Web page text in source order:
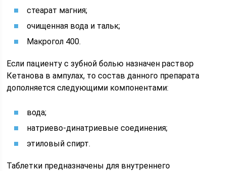
стеарат магния;
очищенная вода и тальк;
Макрогол 400.
Если пациенту с зубной болью назначен раствор
Кетанова в ампулах, то состав данного препарата
дополняется следующими компонентами:
вода;
натриево-динатриевые соединения;
этиловый спирт.
Таблетки предназначены для внутреннего